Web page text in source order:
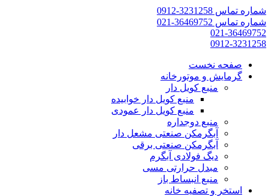
شماره تماس 3231258-0912
شماره تماس 36469752-021
021-36469752
0912-3231258
صفحه نخست
گرمایش و موتورخانه
منبع کویل دار
منبع کویل دار خوابیده
منبع کویل دار عمودی
منبع دوجداره
آبگرمکن صنعتی مشعل دار
آبگرمکن صنعتی برقی
دیگ فولادی آبگرم
مبدل حرارتی مسی
منبع انبساط باز
استخر و تصفیه خانه